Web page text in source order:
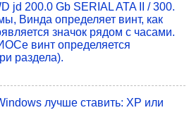
jd 200.0 Gb SERIAL ATA II / 300.
Винда определяет винт, как
значок рядом с часами.
винт определяется
раздела).
лучше ставить: XP или